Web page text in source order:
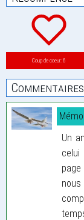
Coup de coeur: 6
Mémo
Un
celui